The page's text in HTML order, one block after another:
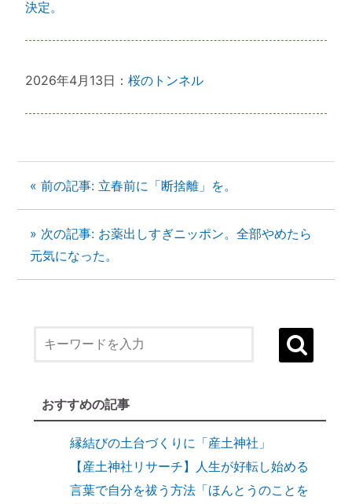
決定。
2026年4月13日：桜のトンネル
« 前の記事: 立春前に「断捨離」を。
» 次の記事: お薬出しすぎニッポン。全部やめたら
元気になった。
おすすめの記事
状況を好転させたい時の「産土神社・21日
縁結びに効果がある「産土神社」
縁結びの土台づくりに「産土神社」
【産土神社リサーチ】人生が好転し始める
言葉で自分を祓う方法「ほんとうのことを
書く練習」